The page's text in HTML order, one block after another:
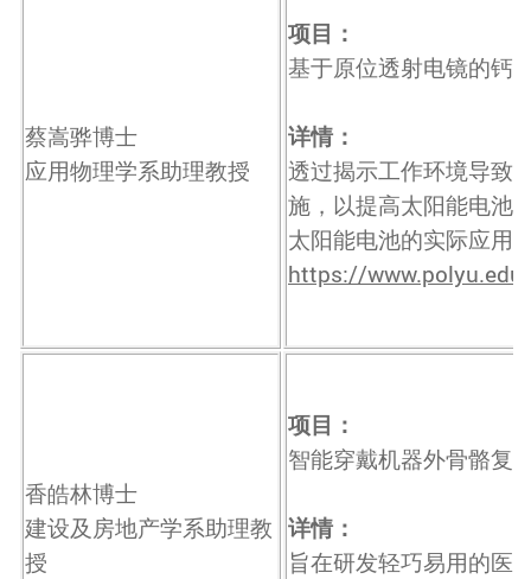
蔡嵩骅博士
应用物理学系助理教授
项目：
基于原位透射电镜的钙
详情：
透过揭示工作环境导致
施，以提高太阳能电池
太阳能电池的实际应用
https://
香皓林博士
建设及房地产学系助理教
授
项目：
智能穿戴机器外骨骼复
详情：
旨在研发轻巧易用的医